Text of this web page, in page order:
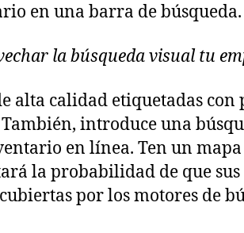
en una barra de búsqueda.
la búsqueda visual tu
alta calidad etiquetadas con
introduce una
en línea. Ten un
la probabilidad de que sus
por los motores de